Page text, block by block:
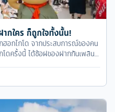
กใคร ก็ถูกใจทั้งนั้น!
อกไกโด จากประสบการณ์ของคน
โดครั้งนี้ ได้ช้อฝของฝากกันเพลิน